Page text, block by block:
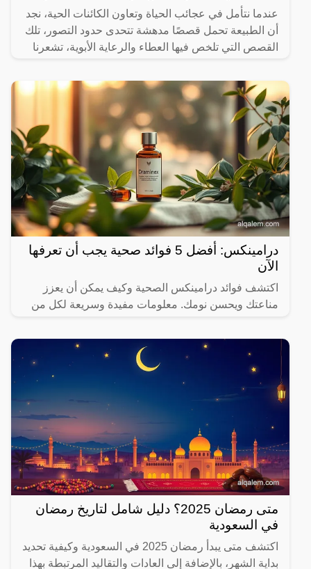
عندما نتأمل في عجائب الحياة وتعاون الكائنات الحية، نجد
أن الطبيعة تحمل قصصًا مدهشة تتحدى حدود التصور، تلك
القصص التي تلخص فيها العطاء والرعاية الأبوية، تشعرنا
درامينكس: أفضل 5 فوائد صحية يجب أن تعرفها
الآن
اكتشف فوائد درامينكس الصحية وكيف يمكن أن يعزز
مناعتك ويحسن نومك. معلومات مفيدة وسريعة لكل من
متى رمضان 2025؟ دليل شامل لتاريخ رمضان
في السعودية
اكتشف متى يبدأ رمضان 2025 في السعودية وكيفية تحديد
بداية الشهر، بالإضافة إلى العادات والتقاليد المرتبطة بهذا